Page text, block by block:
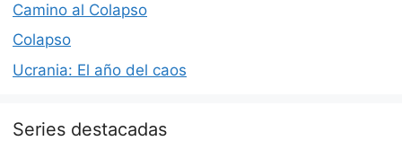
Camino al Colapso
Colapso
Ucrania: El año del caos
Series destacadas